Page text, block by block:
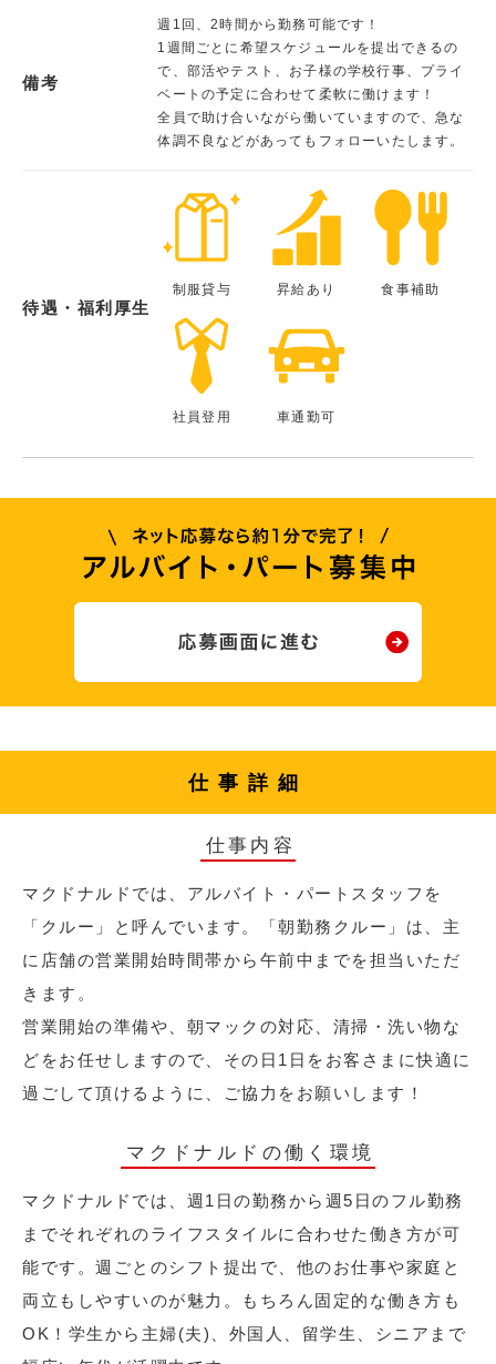
備考
週1回、2時間から勤務可能です！
1週間ごとに希望スケジュールを提出できるの
で、部活やテスト、お子様の学校行事、プライ
ベートの予定に合わせて柔軟に働けます！
全員で助け合いながら働いていますので、急な
体調不良などがあってもフォローいたします。
待遇・福利厚生
制服貸与 昇給あり 食事補助
社員登用 車通勤可
仕事詳細
仕事内容
マクドナルドでは、アルバイト・パートスタッフを
「クルー」と呼んでいます。「朝勤務クルー」は、主
に店舗の営業開始時間帯から午前中までを担当いただ
きます。
営業開始の準備や、朝マックの対応、清掃・洗い物な
どをお任せしますので、その日1日をお客さまに快適に
過ごして頂けるように、ご協力をお願いします！
マクドナルドの働く環境
マクドナルドでは、週1日の勤務から週5日のフル勤務
までそれぞれのライフスタイルに合わせた働き方が可
能です。週ごとのシフト提出で、他のお仕事や家庭と
両立もしやすいのが魅力。もちろん固定的な働き方も
OK！学生から主婦(夫)、外国人、留学生、シニアまで